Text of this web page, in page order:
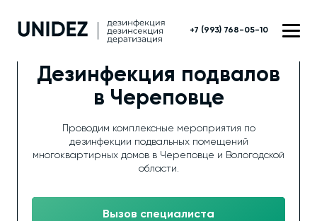
+7 (993) 768-05-10
Дезинфекция подвалов
в Череповце
Проводим комплексные мероприятия по
дезинфекции подвальных помещений
многоквартирных домов в Череповце и Вологодской
области.
Вызов специалиста